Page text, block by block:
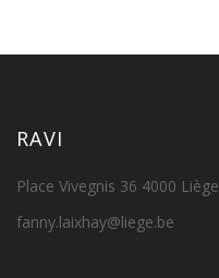
RAVI
Place Vivegnis 36 4000 Liège
fanny.laixhay@liege.be